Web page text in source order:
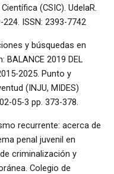
(CSIC). UdelaR.
ISSN: 2393-7742
y búsquedas en
2019 DEL
2025. Punto y
(INJU, MIDES)
05-3 pp. 373-378.
recurrente: acerca de
penal juvenil en
criminalización y
Colegio de